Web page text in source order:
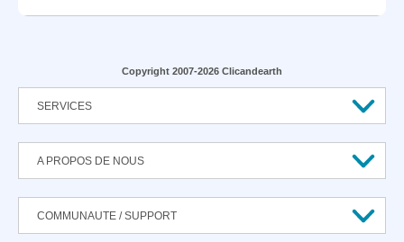
Copyright 2007-2026 Clicandearth
SERVICES
A PROPOS DE NOUS
COMMUNAUTE / SUPPORT